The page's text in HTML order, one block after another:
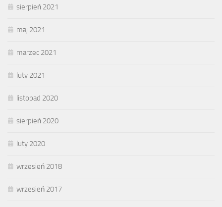
sierpień 2021
maj 2021
marzec 2021
luty 2021
listopad 2020
sierpień 2020
luty 2020
wrzesień 2018
wrzesień 2017